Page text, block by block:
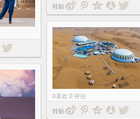
转贴
0喜欢 0 评论
转贴